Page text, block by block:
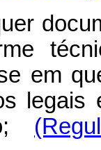
em
legais